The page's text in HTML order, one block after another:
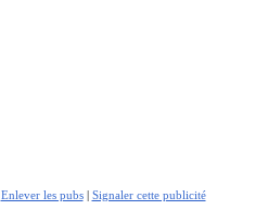
Enlever les pubs| Signaler cette publicité